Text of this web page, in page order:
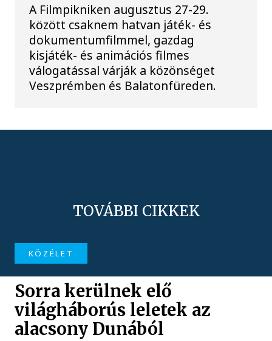
A Filmpikniken augusztus 27-29.
között csaknem hatvan játék- és
dokumentumfilmmel, gazdag
kisjáték- és animációs filmes
válogatással várják a közönséget
Veszprémben és Balatonfüreden.
TOVÁBBI CIKKEK
KÖZÉLET
Sorra kerülnek elő
világháborús leletek az
alacsony Dunából